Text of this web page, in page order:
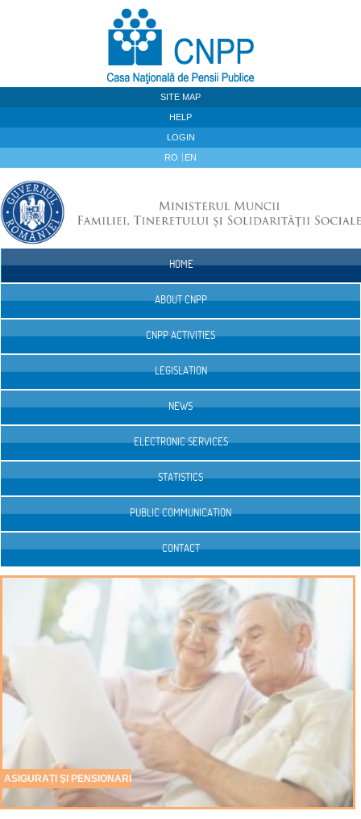
SITE MAP
HELP
LOGIN
RO EN
HOME
ABOUT CNPP
CNPP ACTIVITIES
LEGISLATION
NEWS
ELECTRONIC SERVICES
STATISTICS
PUBLIC COMMUNICATION
CONTACT
ASIGURAȚI ŞI PENSIONARI